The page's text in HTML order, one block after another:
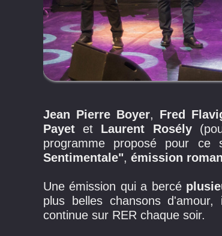
Jean Pierre Boyer, Fred
Payet et Laurent Rosély
programme proposé pour ce
Sentimentale", émission
Une émission qui a bercé
plus belles chansons
continue sur RER chaque soir.